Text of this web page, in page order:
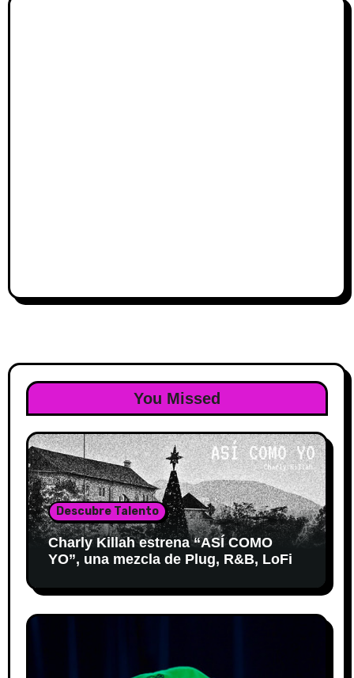
You Missed
Descubre Talento
Charly Killah estrena “ASÍ COMO
YO”, una mezcla de Plug, R&B, LoFi